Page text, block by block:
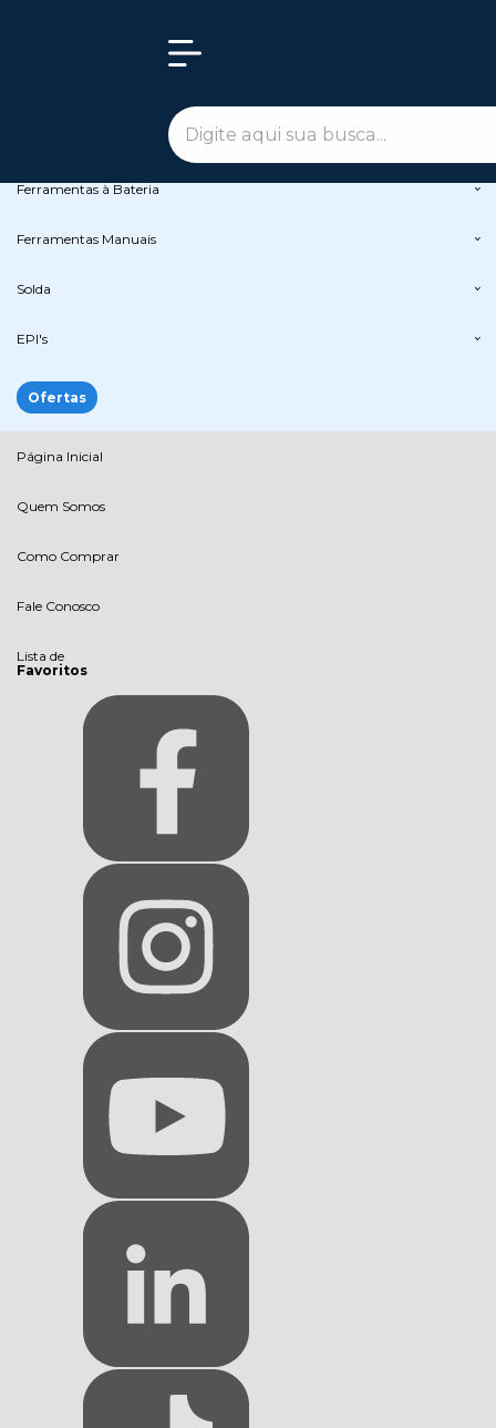
Ferramentas à Bateria
Ferramentas Manuais
Solda
EPI's
Ofertas
Página Inicial
Quem Somos
Como Comprar
Fale Conosco
Lista de
Favoritos